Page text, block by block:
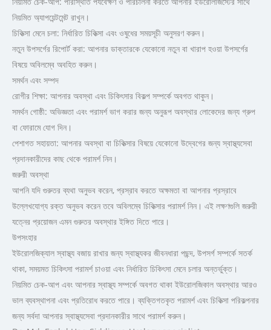
নিয়মিত অ্যাপয়েন্টমেন্ট রাখুন।
চিকিত্সা মেনে চলা: নির্ধারিত চিকিত্সা এবং ওষুধের সময়সূচী অনুসরণ করুন।
নতুন উপসর্গের রিপোর্ট করা: আপনার ডাক্তারকে যেকোনো নতুন বা খারাপ হওয়া উপসর্গের
বিষয়ে অবিলম্বে অবহিত করুন।
সমর্থন এবং সম্পদ
রোগীর শিক্ষা: আপনার অবস্থা এবং চিকিৎসার বিকল্প সম্পর্কে অবগত থাকুন।
সমর্থন গোষ্ঠী: অভিজ্ঞতা এবং পরামর্শ ভাগ করার জন্য অনুরূপ অবস্থার লোকেদের জন্য গ্রুপ
বা ফোরামে যোগ দিন।
পেশাগত সহায়তা: আপনার অবস্থা বা চিকিত্সার বিষয়ে যেকোনো উদ্বেগের জন্য স্বাস্থ্যসেবা
প্রদানকারীদের কাছ থেকে পরামর্শ নিন।
জরুরী অবস্থা
আপনি যদি গুরুতর ব্যথা অনুভব করেন, প্রস্রাব করতে অক্ষমতা বা আপনার প্রস্রাবে
উল্লেখযোগ্য রক্ত অনুভব করেন তবে অবিলম্বে চিকিত্সার পরামর্শ নিন। এই লক্ষণগুলি জরুরী
যত্নের প্রয়োজন এমন গুরুতর অবস্থার ইঙ্গিত দিতে পারে।
উপসংহার
ইউরোলজিক্যাল স্বাস্থ্য বজায় রাখার জন্য স্বাস্থ্যকর জীবনধারা পছন্দ, উপসর্গ সম্পর্কে সতর্ক
থাকা, সময়মত চিকিৎসা পরামর্শ চাওয়া এবং নির্ধারিত চিকিৎসা মেনে চলার অন্তর্ভুক্ত।
নিয়মিত চেক-আপ এবং আপনার স্বাস্থ্য সম্পর্কে অবগত থাকা ইউরোলজিকাল অবস্থার আরও
ভাল ব্যবস্থাপনা এবং প্রতিরোধ করতে পারে। ব্যক্তিগতকৃত পরামর্শ এবং চিকিত্সা পরিকল্পনার
জন্য সর্বদা আপনার স্বাস্থ্যসেবা প্রদানকারীর সাথে পরামর্শ করুন।